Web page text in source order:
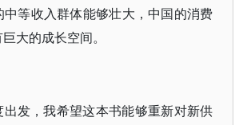
等收入群体能够壮大，中国的消费
大的成长空间。
出发，我希望这本书能够重新对新供